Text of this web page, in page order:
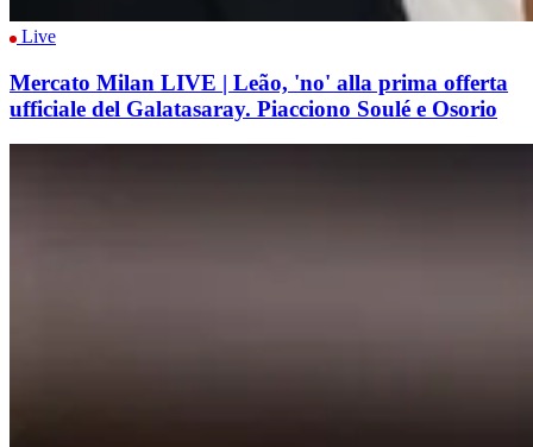
Live
Mercato Milan LIVE | Leão, 'no' alla prima offerta
ufficiale del Galatasaray. Piacciono Soulé e Osorio